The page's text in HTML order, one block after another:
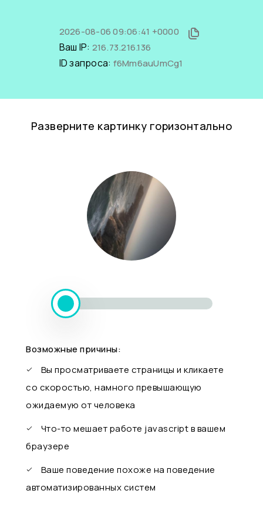
2026-08-06 09:06:41 +0000
Ваш IP: 216.73.216.136
ID запроса: f6Mm6auUmCg1
Разверните картинку горизонтально
Возможные причины:
Вы просматриваете страницы и кликаете
со скоростью, намного превышающую
ожидаемую от человека
Что-то мешает работе javascript в вашем
браузере
Ваше поведение похоже на поведение
автоматизированных систем